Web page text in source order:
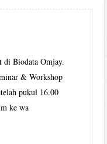
di Biodata Omjay.
& Workshop
pukul 16.00
ke wa